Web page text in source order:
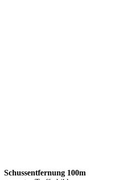
Schussentfernung 100m